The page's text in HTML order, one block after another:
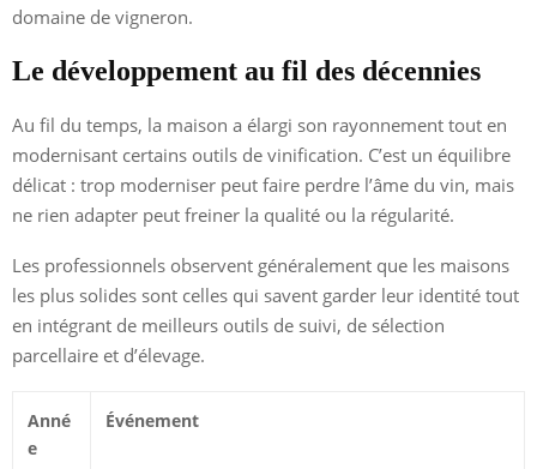
domaine de vigneron.
Le développement au fil des décennies
Au fil du temps, la maison a élargi son rayonnement tout en
modernisant certains outils de vinification. C’est un équilibre
délicat : trop moderniser peut faire perdre l’âme du vin, mais
ne rien adapter peut freiner la qualité ou la régularité.
Les professionnels observent généralement que les maisons
les plus solides sont celles qui savent garder leur identité tout
en intégrant de meilleurs outils de suivi, de sélection
parcellaire et d’élevage.
Anné
e
Événement